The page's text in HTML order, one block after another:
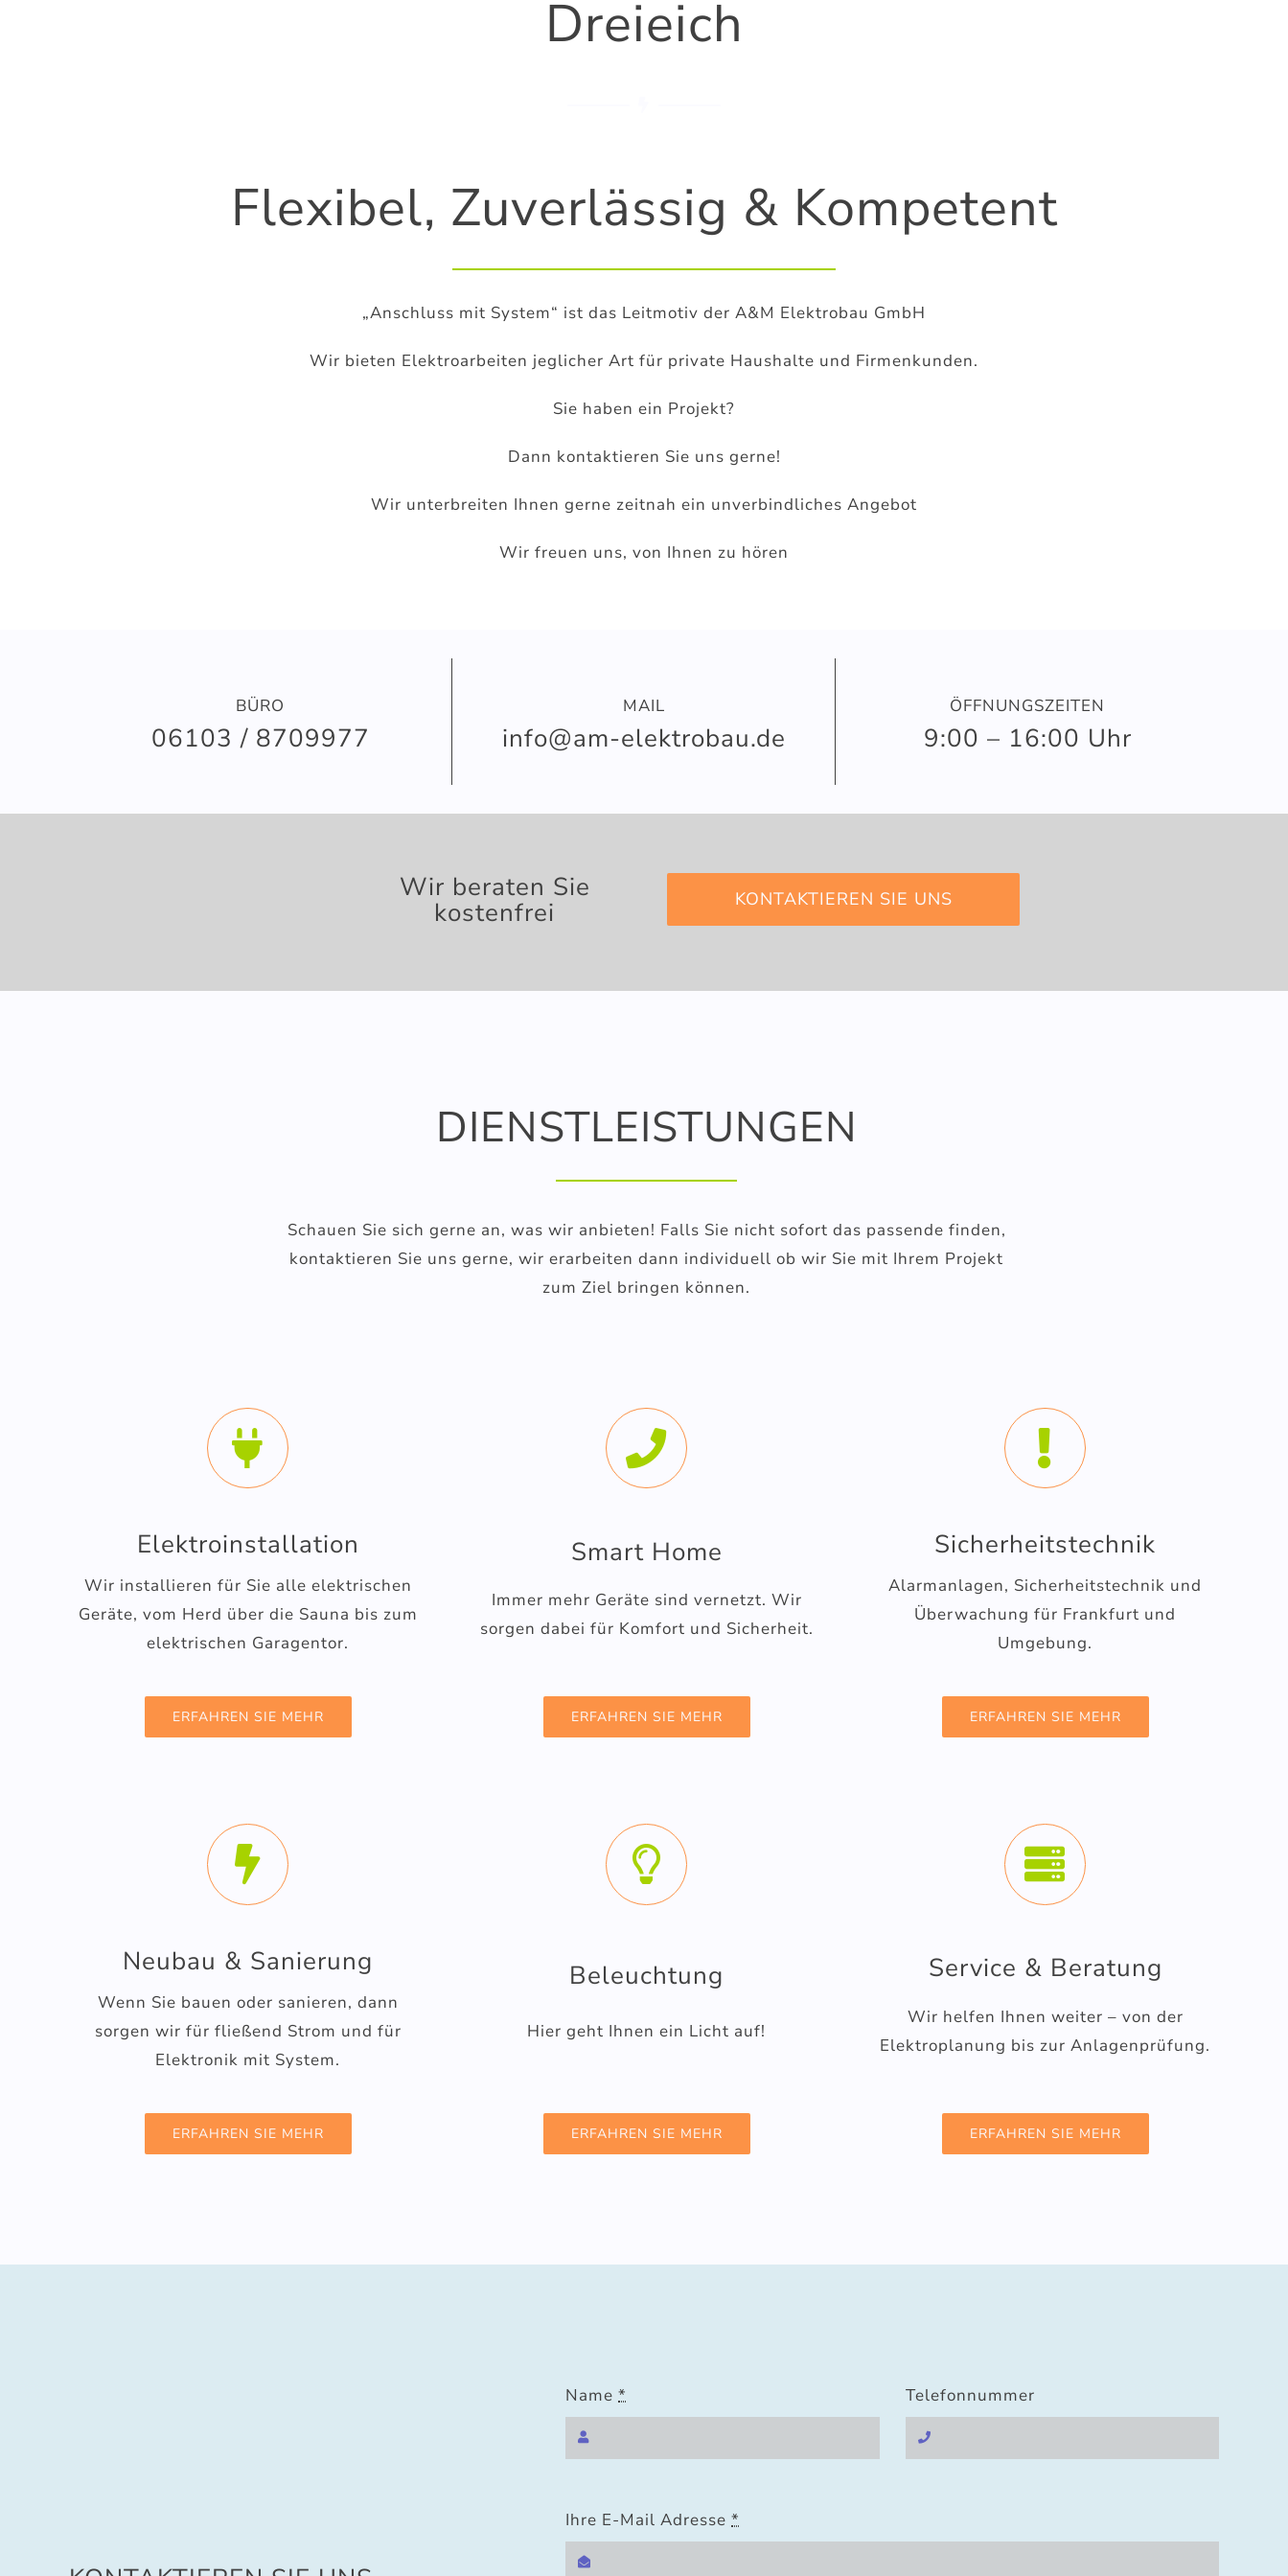
Dreieich
Flexibel, Zuverlässig & Kompetent
„Anschluss mit System“ ist das Leitmotiv der A&M Elektrobau GmbH
Wir bieten Elektroarbeiten jeglicher Art für private Haushalte und Firmenkunden.
Sie haben ein Projekt?
Dann kontaktieren Sie uns gerne!
Wir unterbreiten Ihnen gerne zeitnah ein unverbindliches Angebot
Wir freuen uns, von Ihnen zu hören
BÜRO
06103 / 8709977
MAIL
info@am-elektrobau.de
ÖFFNUNGSZEITEN
9:00 – 16:00 Uhr
Wir beraten Sie
kostenfrei KONTAKTIEREN SIE UNS
DIENSTLEISTUNGEN
Schauen Sie sich gerne an, was wir anbieten! Falls Sie nicht sofort das passende finden,
kontaktieren Sie uns gerne, wir erarbeiten dann individuell ob wir Sie mit Ihrem Projekt
zum Ziel bringen können.
Elektroinstallation
Wir installieren für Sie alle elektrischen
Geräte, vom Herd über die Sauna bis zum
elektrischen Garagentor.
ERFAHREN SIE MEHR
Smart Home
Immer mehr Geräte sind vernetzt. Wir
sorgen dabei für Komfort und Sicherheit.
ERFAHREN SIE MEHR
Sicherheitstechnik
Alarmanlagen, Sicherheitstechnik und
Überwachung für Frankfurt und
Umgebung.
ERFAHREN SIE MEHR
Neubau & Sanierung
Wenn Sie bauen oder sanieren, dann
sorgen wir für fließend Strom und für
Elektronik mit System.
ERFAHREN SIE MEHR
Beleuchtung
Hier geht Ihnen ein Licht auf!
ERFAHREN SIE MEHR
Service & Beratung
Wir helfen Ihnen weiter – von der
Elektroplanung bis zur Anlagenprüfung.
ERFAHREN SIE MEHR
Name* Telefonnummer
Ihre E-Mail Adresse*